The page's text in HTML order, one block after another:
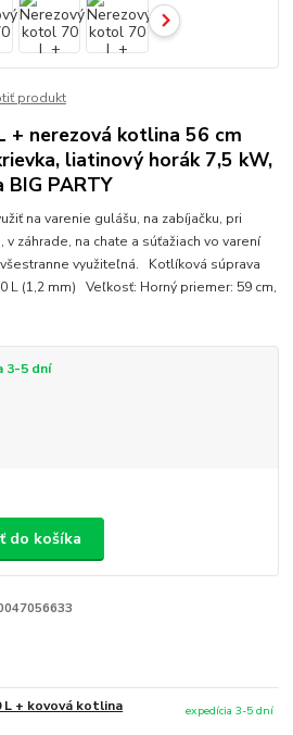
produkt
+ nerezová kotlina 56 cm
liatinový horák 7,5 kW,
BIG PARTY
na varenie gulášu, na zabíjačku, pri
záhrade, na chate a súťažiach vo varení
využiteľná. Kotlíková súprava
(1,2 mm) Veľkosť: Horný priemer: 59 cm,
3-5 dní
do košíka
+ kovová kotlina
expedícia 3-5 dní